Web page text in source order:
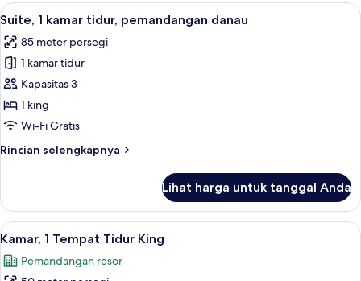
kamar
balkon
Lihat
semua
foto
untuk
Suite,
1
kamar
pemandangan
Suite, 1 kamar tidur, pemandangan
6
Suite, 1 kamar tidur, pemandangan danau
85 meter persegi
1 kamar tidur
Kapasitas 3
1 king
Wi-Fi Gratis
Rincian selengkapnya
Rincian
Suite,
kamar
pemandangan
Lihat harga untuk tanggal Anda
Lihat
semua
foto
Seprai premium, minibar, brankas,
5
Kamar, 1 Tempat Tidur King
Pemandangan resor